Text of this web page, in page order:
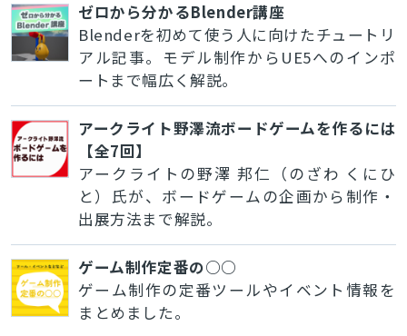
ゼロから分かるBlender講座
Blenderを初めて使う人に向けたチュートリ
アル記事。モデル制作からUE5へのインポ
ートまで幅広く解説。
アークライト野澤流ボードゲームを作るには
【全7回】
アークライトの野澤 邦仁（のざわ くにひ
と）氏が、ボードゲームの企画から制作・
出展方法まで解説。
ゲーム制作定番の○○
ゲーム制作の定番ツールやイベント情報を
まとめました。